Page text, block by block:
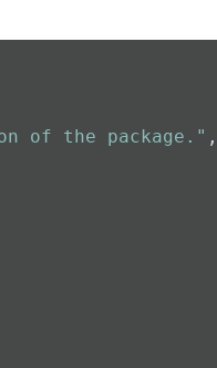
of the package." ,